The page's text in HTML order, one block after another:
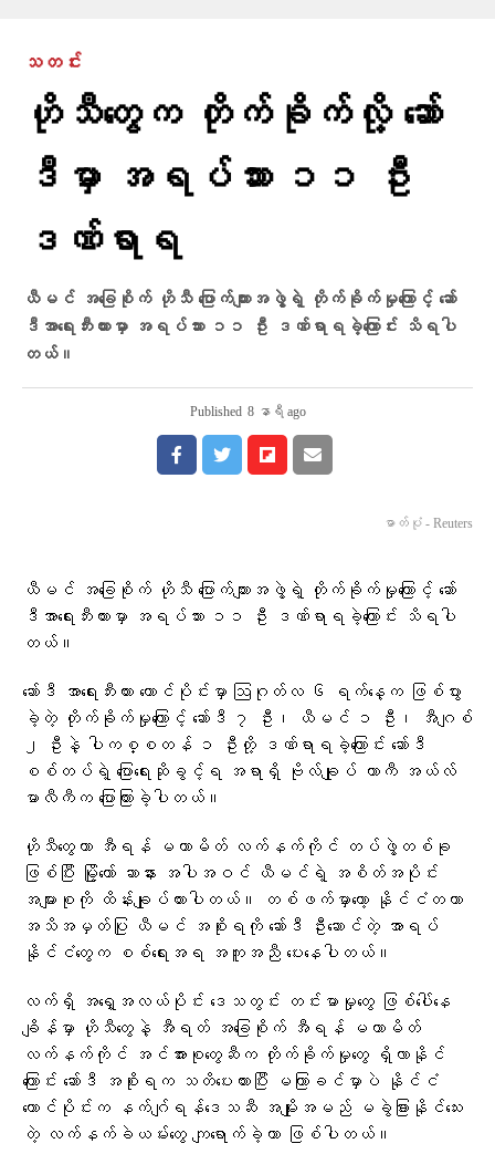
သတင်း
ဟိုသီတွေက တိုက်ခိုက်လို့ ဆော်
ဒီမှာ အရပ်သား ၁၁ ဦး
ဒဏ်ရာရ
ယီမင် အခြေစိုက် ဟိုသီ ပြောက်ကျားအဖွဲ့ရဲ့ တိုက်ခိုက်မှုကြောင့် ဆော်
ဒီအာရေးဘီးယားမှာ အရပ်သား ၁၁ ဦး ဒဏ်ရာရခဲ့ကြောင်း သိရပါ
တယ်။
Published 8 နာရီ ago
ဓာတ်ပုံ - Reuters
ယီမင် အခြေစိုက် ဟိုသီ ပြောက်ကျားအဖွဲ့ရဲ့ တိုက်ခိုက်မှုကြောင့် ဆော်
ဒီအာရေးဘီးယားမှာ အရပ်သား ၁၁ ဦး ဒဏ်ရာရခဲ့ကြောင်း သိရပါ
တယ်။
ဆော်ဒီ အာရေးဘီးယား တောင်ပိုင်းမှာ ဩဂုတ်လ ၆ ရက်နေ့က ဖြစ်ပွား
ခဲ့တဲ့ တိုက်ခိုက်မှုကြောင့် ဆော်ဒီ ၇ ဦး၊ ယီမင် ၁ ဦး၊ အီဂျစ်
၂ ဦးနဲ့ ပါကစ္စတန် ၁ ဦးတို့ ဒဏ်ရာရခဲ့ကြောင်း ဆော်ဒီ
စစ်တပ်ရဲ့ ပြောရေးဆိုခွင့်ရ အရာရှိ ဗိုလ်ချုပ် တာကီ အယ်လ်
မာလီကီက ပြောကြားခဲ့ပါတယ်။
ဟိုသီတွေဟာ အီရန် မဟာမိတ် လက်နက်ကိုင် တပ်ဖွဲ့တစ်ခု
ဖြစ်ပြီး မြို့တော် ဆာနား အပါအဝင် ယီမင်ရဲ့ အစိတ်အပိုင်း
အများစုကို ထိန်းချုပ်ထားပါတယ်။ တစ်ဖက်မှာတော့ နိုင်ငံတကာ
အသိအမှတ်ပြု ယီမင် အစိုးရကို ဆော်ဒီ ဦးဆောင်တဲ့ အာရပ်
နိုင်ငံတွေက စစ်ရေးအရ အကူအညီ ပေးနေပါတယ်။
လက်ရှိ အရှေ့အလယ်ပိုင်း ဒေသတွင်း တင်းမာမှုတွေ ဖြစ်ပေါ်နေ
ချိန်မှာ ဟိုသီတွေနဲ့ အီရတ် အခြေစိုက် အီရန် မဟာမိတ်
လက်နက်ကိုင် အင်အားစုတွေဆီက တိုက်ခိုက်မှုတွေ ရှိလာနိုင်
ကြောင်း ဆော်ဒီ အစိုးရက သတိပေးထားပြီး မကြာခင်မှာပဲ နိုင်ငံ
တောင်ပိုင်းက နက်ဂျ်ရန်ဒေသဆီ အမျိုးအမည် မခွဲခြားနိုင်သေး
တဲ့ လက်နက်ခဲယမ်းတွေ ကျရောက်ခဲ့တာ ဖြစ်ပါတယ်။